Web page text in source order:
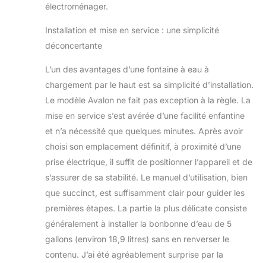
électroménager.
Installation et mise en service : une simplicité
déconcertante
L’un des avantages d’une fontaine à eau à
chargement par le haut est sa simplicité d’installation.
Le modèle Avalon ne fait pas exception à la règle. La
mise en service s’est avérée d’une facilité enfantine
et n’a nécessité que quelques minutes. Après avoir
choisi son emplacement définitif, à proximité d’une
prise électrique, il suffit de positionner l’appareil et de
s’assurer de sa stabilité. Le manuel d’utilisation, bien
que succinct, est suffisamment clair pour guider les
premières étapes. La partie la plus délicate consiste
généralement à installer la bonbonne d’eau de 5
gallons (environ 18,9 litres) sans en renverser le
contenu. J’ai été agréablement surprise par la